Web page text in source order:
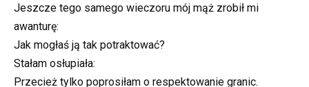
Jeszcze tego samego wieczoru mój mąż zrobił mi
awanturę:
Jak mogłaś ją tak potraktować?
Stałam osłupiała:
Przecież tylko poprosiłam o respektowanie granic.